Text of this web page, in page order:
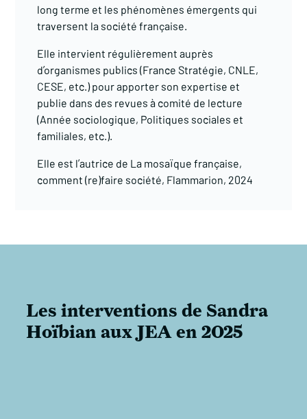
long terme et les phénomènes émergents qui
traversent la société française.
Elle intervient régulièrement auprès
d’organismes publics (France Stratégie, CNLE,
CESE, etc.) pour apporter son expertise et
publie dans des revues à comité de lecture
(Année sociologique, Politiques sociales et
familiales, etc.).
Elle est l’autrice de La mosaïque française,
comment (re)faire société, Flammarion, 2024
Les interventions de Sandra
Hoïbian aux JEA en 2025